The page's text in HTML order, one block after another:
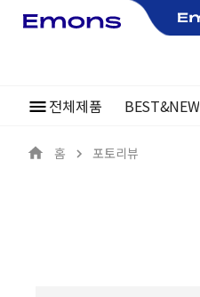
전체제품 BEST&NEW
홈 포토리뷰